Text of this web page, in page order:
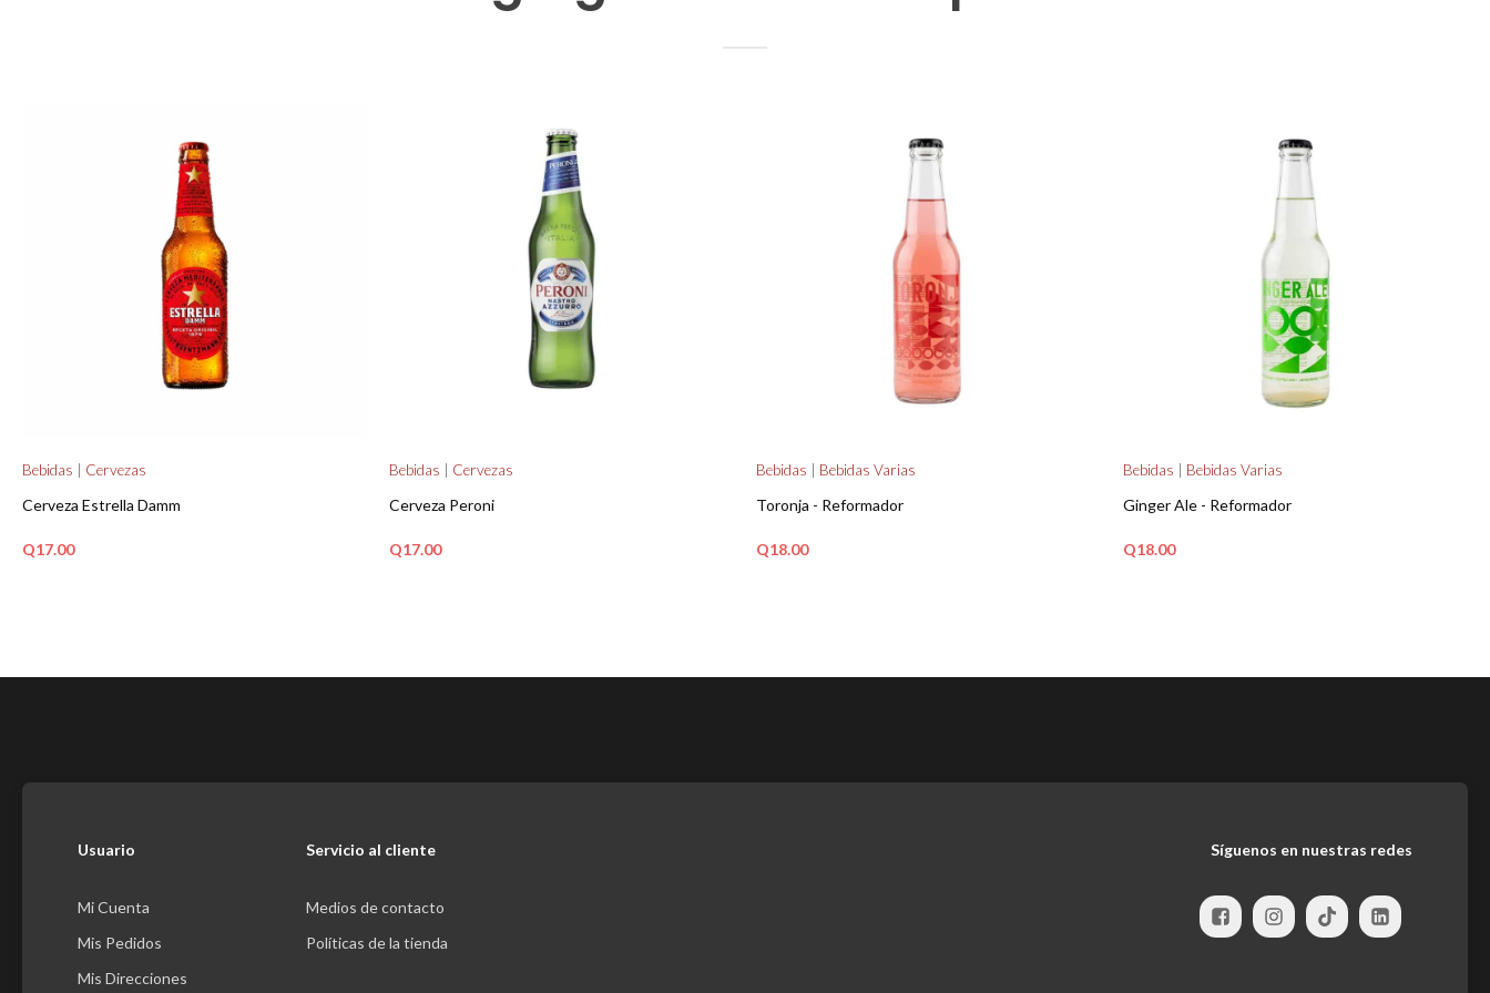
Bebidas Cervezas
Cerveza Estrella Damm
Q17.00
Bebidas Cervezas
Cerveza Peroni
Q17.00
Bebidas Bebidas Varias
Toronja - Reformador
Q18.00
Bebidas Bebidas Varias
Ginger Ale - Reformador
Q18.00
Usuario
Mi Cuenta
Mis Pedidos
Mis Direcciones
Servicio al cliente
Medios de contacto
Políticas de la tienda
Síguenos en nuestras redes